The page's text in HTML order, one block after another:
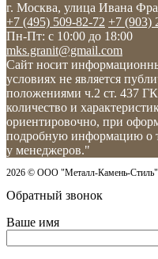
г. Москва, улица Ивана
+7 (495) 509-82-72 +7 (903)
Пн-Пт: c 10:00 до 18:00
mks.granit@gmail.com
Сайт носит
условиях не является
положениями ч.2 ст. 437
количество и
ориентировочно, при
подробную информацию о
у менеджеров."
2026 © ООО "Металл-Камень-
Обратный звонок
Ваше имя